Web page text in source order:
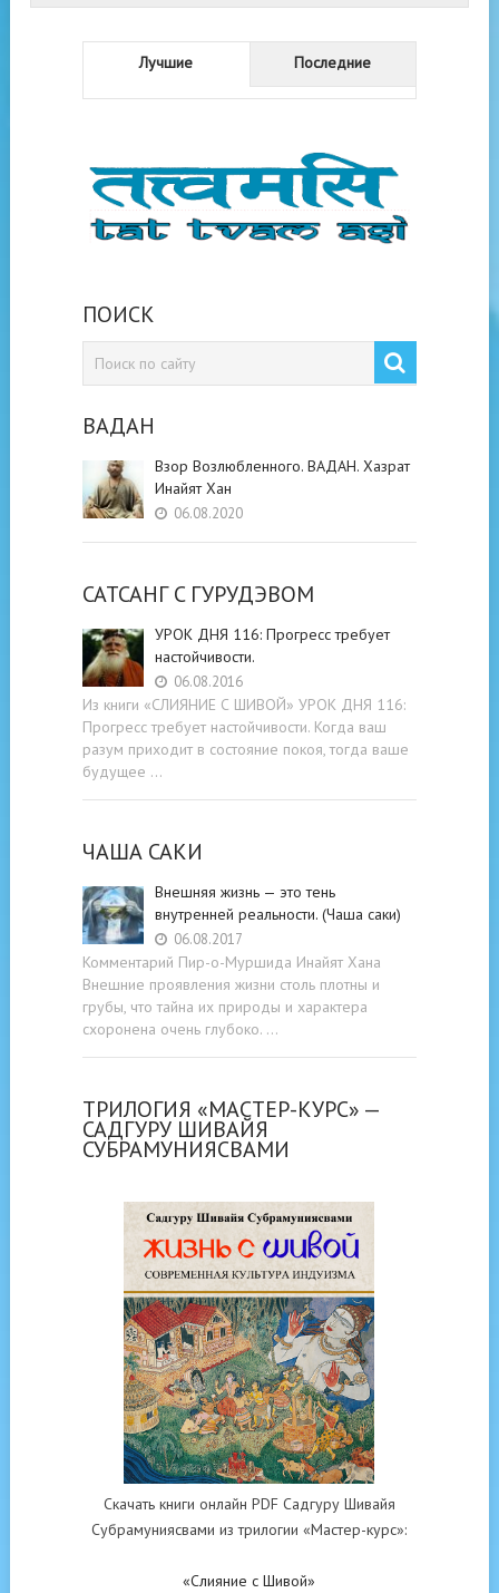
Лучшие Последние
ПОИСК
ВАДАН
Взор Возлюбленного. ВАДАН. Хазрат
Инайят Хан
06.08.2020
САТСАНГ C ГУРУДЭВОМ
УРОК ДНЯ 116: Прогресс требует
настойчивости.
06.08.2016
Из книги «СЛИЯНИЕ С ШИВОЙ» УРОК ДНЯ 116:
Прогресс требует настойчивости. Когда ваш
разум приходит в состояние покоя, тогда ваше
будущее …
ЧАША САКИ
Внешняя жизнь — это тень
внутренней реальности. (Чаша саки)
06.08.2017
Комментарий Пир-о-Муршида Инайят Хана
Внешние проявления жизни столь плотны и
грубы, что тайна их природы и характера
схоронена очень глубоко. …
ТРИЛОГИЯ «МАСТЕР-КУРС» —
САДГУРУ ШИВАЙЯ
СУБРАМУНИЯСВАМИ
Скачать книги онлайн PDF Садгуру Шивайя
Субрамуниясвами из трилогии «Мастер-курс»:
«Слияние с Шивой»